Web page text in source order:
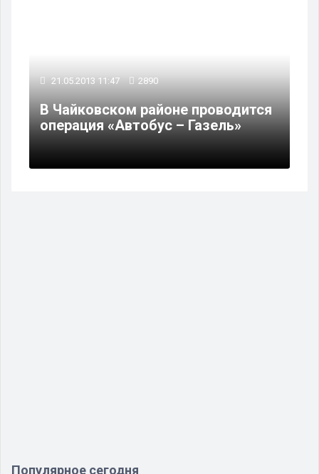
21.05.2013 11:47 2890
В Чайковском районе проводится
операция «Автобус – Газель»
Популярное сегодня